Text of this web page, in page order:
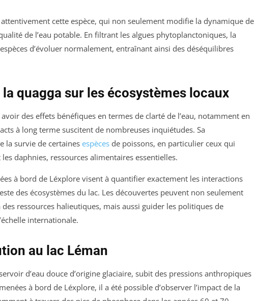
cette espèce, qui non seulement modifie la dynamique de
de l’eau potable. En filtrant les algues phytoplanctoniques, la
d’évoluer normalement, entraînant ainsi des déséquilibres
quagga sur les écosystèmes locaux
des effets bénéfiques en termes de clarté de l’eau, notamment en
à long terme suscitent de nombreuses inquiétudes. Sa
la survie de certaines espèces de poissons, en particulier ceux qui
daphnies, ressources alimentaires essentielles.
à bord de Léxplore visent à quantifier exactement les interactions
des écosystèmes du lac. Les découvertes peuvent non seulement
ressources halieutiques, mais aussi guider les politiques de
internationale.
au lac Léman
d’eau douce d’origine glaciaire, subit des pressions anthropiques
à bord de Léxplore, il a été possible d’observer l’impact de la